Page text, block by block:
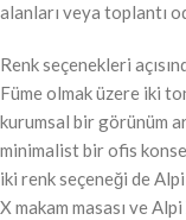
alanları veya toplantı
Renk seçenekleri
Füme olmak üzere iki
kurumsal bir görünüm
minimalist bir ofis
iki renk seçeneği de
X makam masası ve